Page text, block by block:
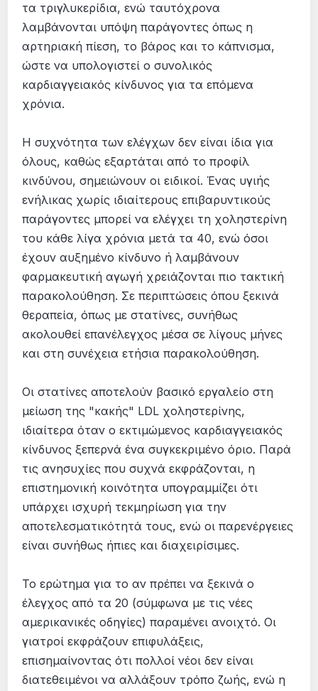
τα τριγλυκερίδια, ενώ ταυτόχρονα
λαμβάνονται υπόψη παράγοντες όπως η
αρτηριακή πίεση, το βάρος και το κάπνισμα,
ώστε να υπολογιστεί ο συνολικός
καρδιαγγειακός κίνδυνος για τα επόμενα
χρόνια.
Η συχνότητα των ελέγχων δεν είναι ίδια για
όλους, καθώς εξαρτάται από το προφίλ
κινδύνου, σημειώνουν οι ειδικοί. Ένας υγιής
ενήλικας χωρίς ιδιαίτερους επιβαρυντικούς
παράγοντες μπορεί να ελέγχει τη χοληστερίνη
του κάθε λίγα χρόνια μετά τα 40, ενώ όσοι
έχουν αυξημένο κίνδυνο ή λαμβάνουν
φαρμακευτική αγωγή χρειάζονται πιο τακτική
παρακολούθηση. Σε περιπτώσεις όπου ξεκινά
θεραπεία, όπως με στατίνες, συνήθως
ακολουθεί επανέλεγχος μέσα σε λίγους μήνες
και στη συνέχεια ετήσια παρακολούθηση.
Οι στατίνες αποτελούν βασικό εργαλείο στη
μείωση της "κακής" LDL χοληστερίνης,
ιδιαίτερα όταν ο εκτιμώμενος καρδιαγγειακός
κίνδυνος ξεπερνά ένα συγκεκριμένο όριο. Παρά
τις ανησυχίες που συχνά εκφράζονται, η
επιστημονική κοινότητα υπογραμμίζει ότι
υπάρχει ισχυρή τεκμηρίωση για την
αποτελεσματικότητά τους, ενώ οι παρενέργειες
είναι συνήθως ήπιες και διαχειρίσιμες.
Το ερώτημα για το αν πρέπει να ξεκινά ο
έλεγχος από τα 20 (σύμφωνα με τις νέες
αμερικανικές οδηγίες) παραμένει ανοιχτό. Οι
γιατροί εκφράζουν επιφυλάξεις,
επισημαίνοντας ότι πολλοί νέοι δεν είναι
διατεθειμένοι να αλλάξουν τρόπο ζωής, ενώ η